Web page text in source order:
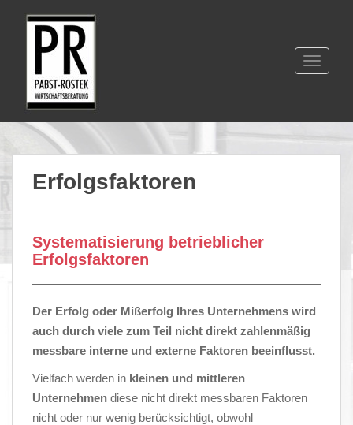
e
Erfolgsfaktoren
Systematisierung betrieblicher
Erfolgsfaktoren
Der Erfolg oder Mißerfolg Ihres Unternehmens wird
auch durch viele zum Teil nicht direkt zahlenmäßig
messbare interne und externe Faktoren beeinflusst.
Vielfach werden in kleinen und mittleren
Unternehmen diese nicht direkt messbaren Faktoren
nicht oder nur wenig berücksichtigt, obwohl